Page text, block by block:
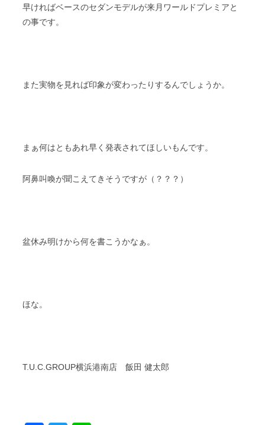
早ければベースのセダンモデルが来月ワールドプレミアと
の事です。
また実物を見れば印象が変わったりするんでしょうか。
まぁ何はともあれ早く発表されてほしいもんです。
阿鼻叫喚が聞こえてきそうですが（？？？）
盆休み明けから何を書こうかなぁ。
ほな。
T.U.C.GROUP横浜港南店 飯田 健太郎